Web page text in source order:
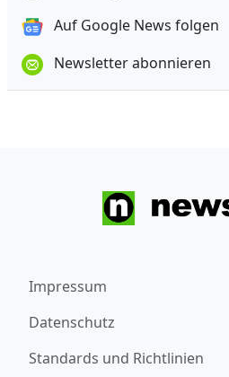
Auf Google News folgen
Newsletter abonnieren
Impressum
Datenschutz
Standards und Richtlinien